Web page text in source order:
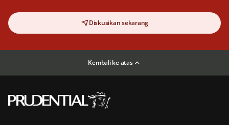
Diskusikan sekarang
Kembali ke atas